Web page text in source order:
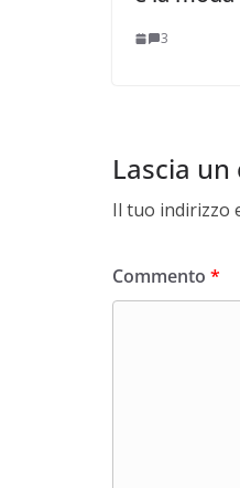
3
Lascia
Il tuo indirizzo
Commento *